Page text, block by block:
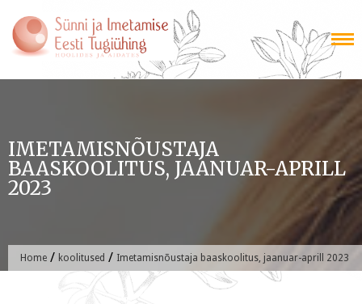
content
IMETAMISNÕUSTAJA
BAASKOOLITUS, JAANUAR-APRILL
2023
Home / koolitused / Imetamisnõustaja baaskoolitus, jaanuar-aprill 2023